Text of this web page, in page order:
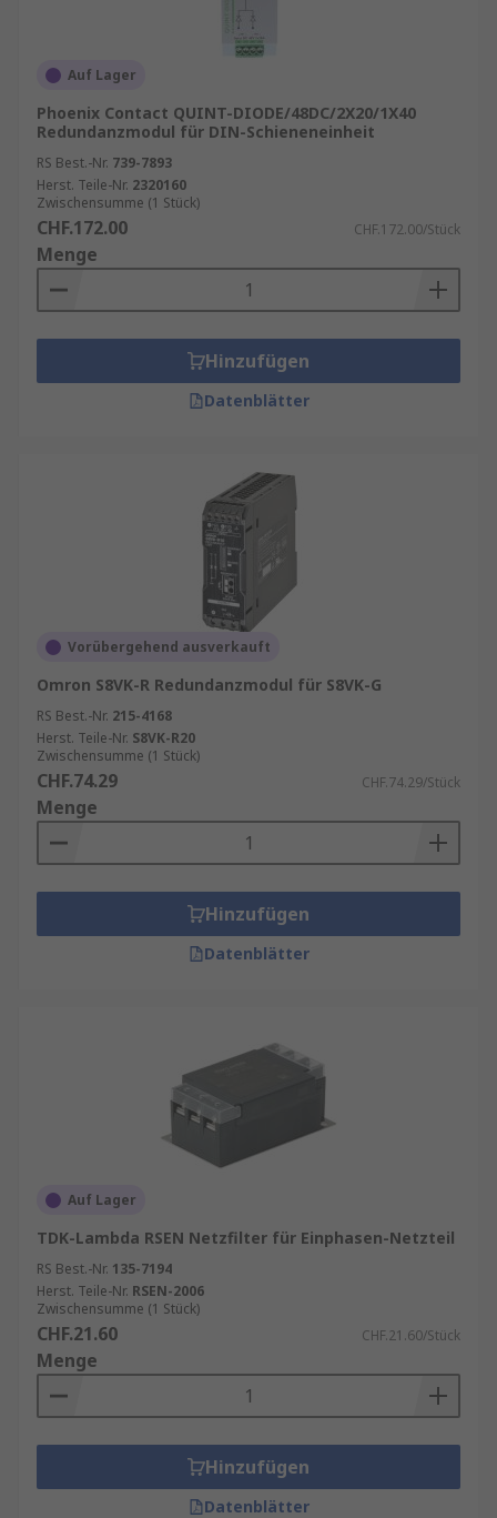
Auf Lager
Phoenix Contact QUINT-DIODE/48DC/2X20/1X40
Redundanzmodul für DIN-Schieneneinheit
RS Best.-Nr. 739-7893
Herst. Teile-Nr. 2320160
Zwischensumme (1 Stück)
CHF.172.00 CHF.172.00/Stück
Menge
Hinzufügen
Datenblätter
Vorübergehend ausverkauft
Omron S8VK-R Redundanzmodul für S8VK-G
RS Best.-Nr. 215-4168
Herst. Teile-Nr. S8VK-R20
Zwischensumme (1 Stück)
CHF.74.29 CHF.74.29/Stück
Menge
Hinzufügen
Datenblätter
Auf Lager
TDK-Lambda RSEN Netzfilter für Einphasen-Netzteil
RS Best.-Nr. 135-7194
Herst. Teile-Nr. RSEN-2006
Zwischensumme (1 Stück)
CHF.21.60 CHF.21.60/Stück
Menge
Hinzufügen
Datenblätter